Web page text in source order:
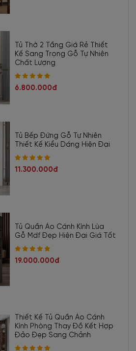
Tủ Thờ 2 Tầng Giá Rẻ Thiết
Kế Sang Trọng Gỗ Tự Nhiên
Chất Lượng
6.800.000đ
Tủ Bếp Đứng Gỗ Tự Nhiên
Thiết Kế Kiểu Dáng Hiện Đại
11.300.000đ
Tủ Quần Áo Cánh Kính Lùa
Gỗ Mdf Đẹp Hiện Đại Giá Tốt
19.000.000đ
Thiết Kế Tủ Quần Áo Cánh
Kính Phòng Thay Đồ Kết Hợp
Đảo Đẹp Sang Chảnh